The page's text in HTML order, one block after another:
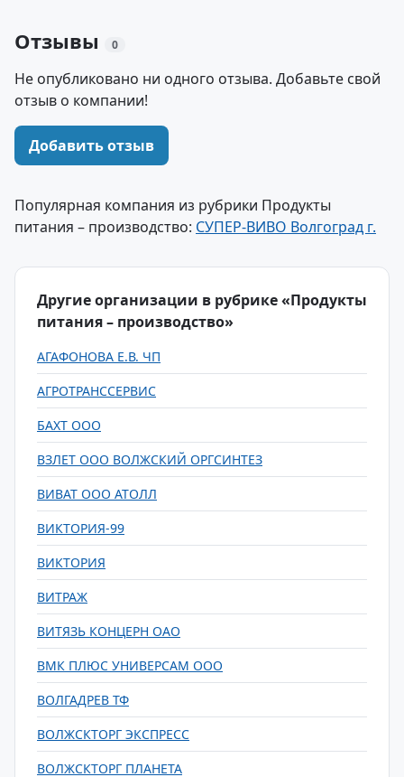
Отзывы 0
Не опубликовано ни одного отзыва. Добавьте свой
отзыв о компании!
Добавить отзыв
Популярная компания из рубрики Продукты
питания – производство: СУПЕР-ВИВО Волгоград г.
Другие организации в рубрике «Продукты
питания – производство»
АГАФОНОВА Е.В. ЧП
АГРОТРАНССЕРВИС
БАХТ ООО
ВЗЛЕТ ООО ВОЛЖСКИЙ ОРГСИНТЕЗ
ВИВАТ ООО АТОЛЛ
ВИКТОРИЯ-99
ВИКТОРИЯ
ВИТРАЖ
ВИТЯЗЬ КОНЦЕРН ОАО
ВМК ПЛЮС УНИВЕРСАМ ООО
ВОЛГАДРЕВ ТФ
ВОЛЖСКТОРГ ЭКСПРЕСС
ВОЛЖСКТОРГ ПЛАНЕТА